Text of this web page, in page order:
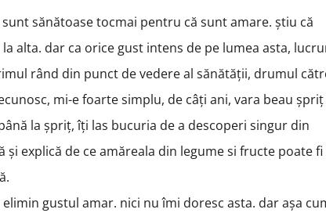
sănătoase tocmai pentru că sunt amare. știu că
alta. dar ca orice gust intens de pe lumea asta,
rând din punct de vedere al sănătății, drumul
mi-e foarte simplu, de câți ani, vara beau șpriț
la șpriț, îți las bucuria de a descoperi singur din
explică de ce amăreala din legume si fructe poate fi
gustul amar. nici nu îmi doresc asta. dar așa